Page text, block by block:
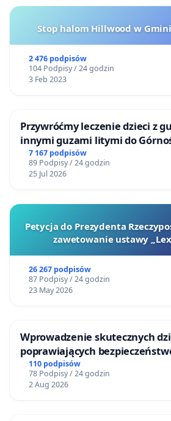
Stop halom Hillwood w
2 476 podpisów
104 Podpisy / 24 godzin
3 Feb 2023
Przywróćmy leczenie dzieci z
innymi guzami litymi do
Centrum Zdrowia Dziecka w
7 167 podpisów
89 Podpisy / 24 godzin
25 Jul 2026
Petycja do Prezydenta
zawetowanie ustawy
26 267 podpisów
87 Podpisy / 24 godzin
23 May 2026
Wprowadzenie skutecznych
poprawiających
Żeromskiego w Otwocku
110 podpisów
78 Podpisy / 24 godzin
2 Aug 2026